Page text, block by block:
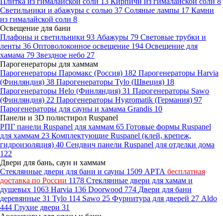
Светильники и абажуры с солью 37 Соляные лампы 17 Камни
из гималайской соли 8
Освещение для бани
Плафоны и светильники 93 Абажуры 79 Световые трубки и
ленты 36 Оптоволоконное освещение 194 Освещение для
хамама 79 Звездное небо 27
Парогенераторы для хаммам
Парогенераторы Паромакс (Россия) 182 Парогенераторы Harvia
(Финляндия) 38 Парогенераторы Tylo (Швеция) 18
Парогенераторы Helo (Финляндия) 31 Парогенераторы Sawo
(Финляндия) 22 Парогенераторы Hygromatik (Германия) 97
Парогенераторы для сауны и хамама Grandis 10
Панели и 3D полистирол Ruspanel
РПГ панели Ruspanel для хаммам 65 Готовые формы Ruspanel
для хаммам 23 Комплектующие Ruspanel (клей, крепеж,
гидроизоляция) 40 Сендвич панели Ruspanel для отделки дома
122
Двери для бань, саун и хаммам
Стеклянные двери для бани и сауны 1509 АРТА бесплатная
доставка по России 1178 Стеклянные двери для хамам и
душевых 1063 Harvia 136 Doorwood 774 Двери для бани
деревянные 31 Tylo 114 Sawo 25 Фурнитура для дверей 27 Aldo
444 Глухие двери 31